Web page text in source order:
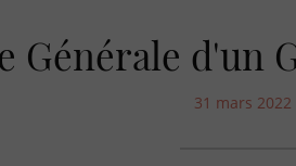
Générale d'un
31 mars 2022